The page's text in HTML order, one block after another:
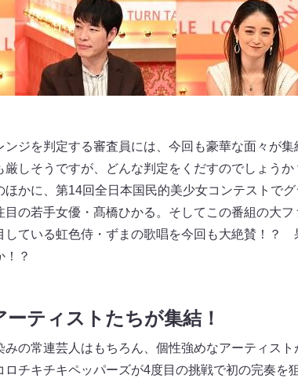
ンジを判定する審査員には、今回も豪華な面々が
厳しそうですが、どんな判定をくだすのでしょう
かに、第14回全日本国民的美少女コンテストで
の若手女優・髙橋ひかる。そしてこの番組の大
ている虹色侍・ずまの歌唱を今回も大絶賛！？
！？
ティストたちが集結！
みの常連芸人はもちろん、個性強めなアーティス
ロチキチキペッパーズが4度目の挑戦で初の完奏